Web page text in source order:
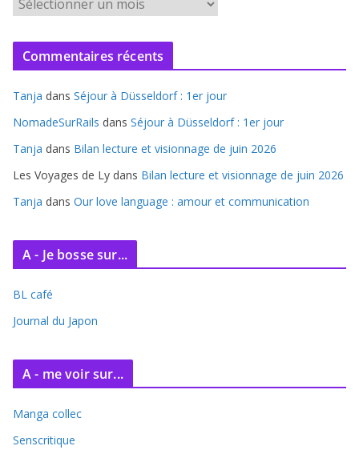
r
c
v
e
Commentaires récents
Tanja dans Séjour à Düsseldorf : 1er jour
NomadeSurRails dans Séjour à Düsseldorf : 1er jour
Tanja dans Bilan lecture et visionnage de juin 2026
Les Voyages de Ly dans Bilan lecture et visionnage de juin 2026
Tanja dans Our love language : amour et communication
A - Je bosse sur...
BL café
Journal du Japon
A - me voir sur...
Manga collec
Senscritique